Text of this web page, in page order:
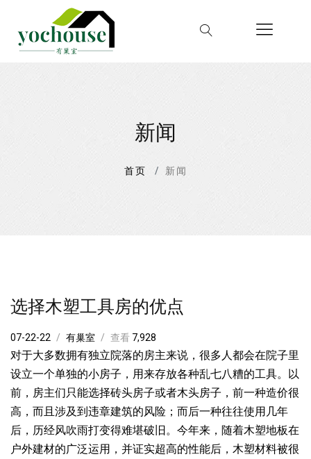
新闻
首页 新闻
选择木塑工具房的优点
07-22-22 有巢室 查看 7,928
对于大多数拥有独立院落的房主来说，很多人都会在院子里
设立一个单独的小房子，用来存放各种乱七八糟的工具。以
前，房主们只能选择砖头房子或者木头房子，前一种造价很
高，而且涉及到违章建筑的风险；而后一种往往使用几年
后，历经风吹雨打变得难堪破旧。今年来，随着木塑地板在
户外建材的广泛运用，并证实超高的性能后，木塑材料被很